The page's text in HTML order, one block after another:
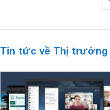
Tin tức về Thị trường